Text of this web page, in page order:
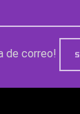
de correo!